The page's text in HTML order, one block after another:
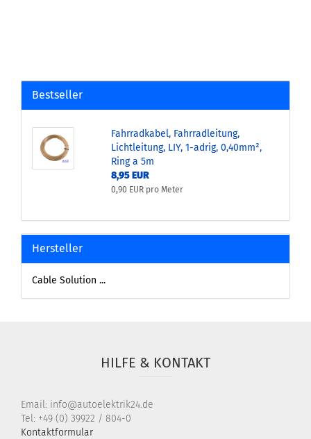
Bestseller
Fahrradkabel, Fahrradleitung,
Lichtleitung, LIY, 1-adrig, 0,40mm²,
Ring a 5m
8,95 EUR
0,90 EUR pro Meter
Hersteller
Cable Solution ...
HILFE & KONTAKT
Email: info@autoelektrik24.de
Tel: +49 (0) 39922 / 804-0
Kontaktformular